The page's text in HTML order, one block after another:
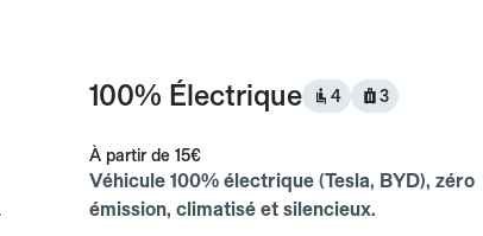
100% Électrique 4 3
À partir de 15€
Véhicule 100% électrique (Tesla, BYD), zéro
émission, climatisé et silencieux.